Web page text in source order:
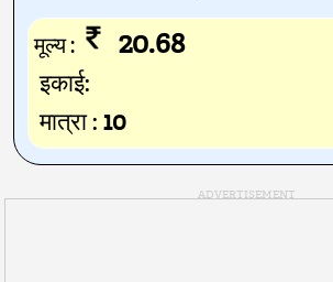
मूल्य : 20.68
इकाई:
मात्रा : 10